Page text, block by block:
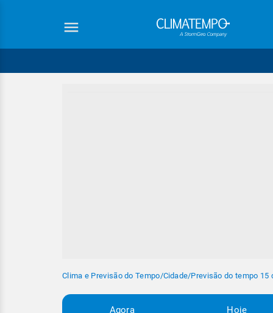
Clima e Previsão do Tempo/Cidade/Previsão do tempo 15
Agora Hoje